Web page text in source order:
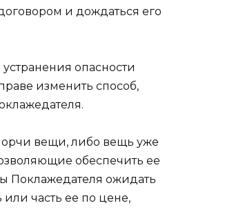
и дождаться его
опасности
изменить способ,
вещи, либо вещь уже
обеспечить ее
Поклажедателя ожидать
часть ее по цене,